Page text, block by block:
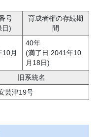
号
日)
育成者権の存続期
間
10月
40年
(満了日:2041年10
月18日)
旧系統名
芸津19号